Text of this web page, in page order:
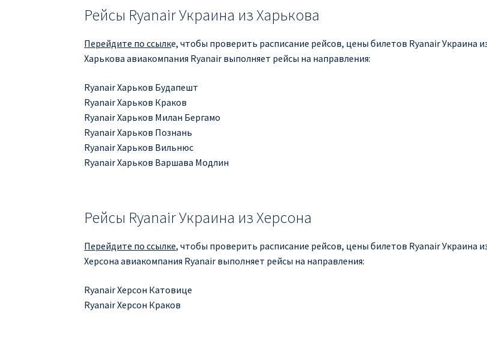
Рейсы Ryanair Украина из Харькова
Перейдите по ссылке, чтобы проверить расписание рейсов, цены билетов Ryanair Украина
Харькова авиакомпания Ryanair выполняет рейсы на направления:
Ryanair Харьков Будапешт
Ryanair Харьков Краков
Ryanair Харьков Милан Бергамо
Ryanair Харьков Познань
Ryanair Харьков Вильнюс
Ryanair Харьков Варшава Модлин
Рейсы Ryanair Украина из Херсона
Перейдите по ссылке, чтобы проверить расписание рейсов, цены билетов Ryanair Украина
Херсона авиакомпания Ryanair выполняет рейсы на направления:
Ryanair Херсон Катовице
Ryanair Херсон Краков